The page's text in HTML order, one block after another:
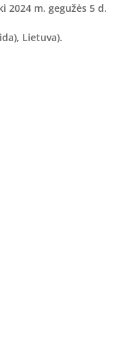
m. gegužės 5 d.
Lietuva).